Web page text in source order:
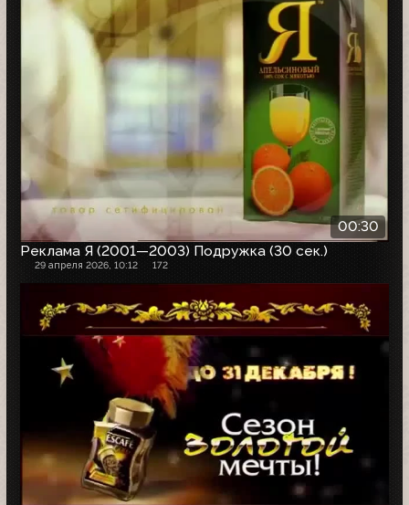
00:30
Реклама Я (2001—2003) Подружка (30 сек.)
29 апреля 2026, 10:12 172